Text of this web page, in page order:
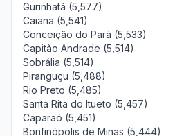
Gurinhatã (5,577)
Caiana (5,541)
Conceição do Pará (5,533)
Capitão Andrade (5,514)
Sobrália (5,514)
Piranguçu (5,488)
Rio Preto (5,485)
Santa Rita do Itueto (5,457)
Caparaó (5,451)
Bonfinópolis de Minas (5,444)